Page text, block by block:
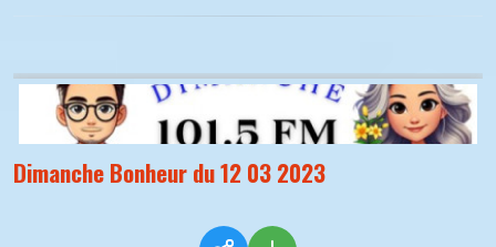
Dimanche Bonheur du 12 03 2023